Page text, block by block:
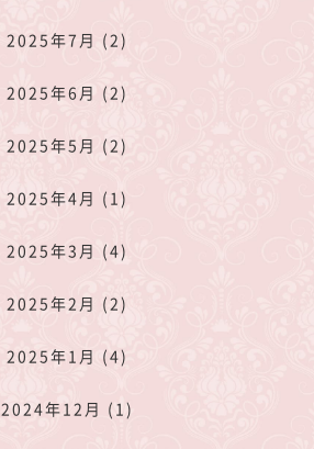
2025年7月 (2)
2025年6月 (2)
2025年5月 (2)
2025年4月 (1)
2025年3月 (4)
2025年2月 (2)
2025年1月 (4)
2024年12月 (1)